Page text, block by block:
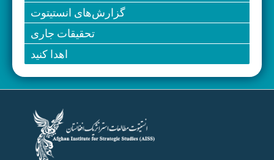
گزارش‌های انستیتوت
تحقیقات جاری
اهدا کنید